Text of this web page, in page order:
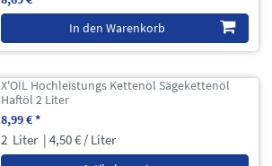
In den Warenkorb
X'OIL Hochleistungs Kettenöl Sägekettenöl
Haftöl 2 Liter
8,99 € *
2 Liter | 4,50 € / Liter